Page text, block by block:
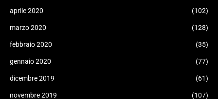
aprile 2020 (102)
marzo 2020 (128)
febbraio 2020 (35)
gennaio 2020 (77)
dicembre 2019 (61)
novembre 2019 (107)